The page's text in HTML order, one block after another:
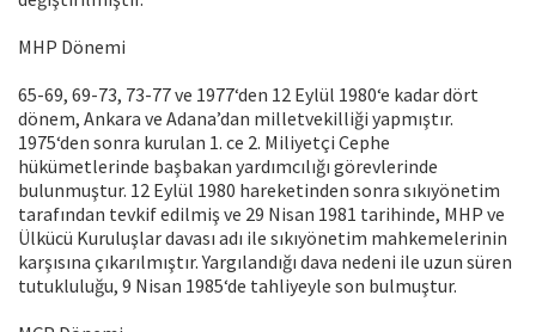
MHP Dönemi
65-69, 69-73, 73-77 ve 1977‘den 12 Eylül 1980‘e kadar dört
dönem, Ankara ve Adana’dan milletvekilliği yapmıştır.
1975‘den sonra kurulan 1. ce 2. Miliyetçi Cephe
hükümetlerinde başbakan yardımcılığı görevlerinde
bulunmuştur. 12 Eylül 1980 hareketinden sonra sıkıyönetim
tarafından tevkif edilmiş ve 29 Nisan 1981 tarihinde, MHP ve
Ülkücü Kuruluşlar davası adı ile sıkıyönetim mahkemelerinin
karşısına çıkarılmıştır. Yargılandığı dava nedeni ile uzun süren
tutukluluğu, 9 Nisan 1985‘de tahliyeyle son bulmuştur.